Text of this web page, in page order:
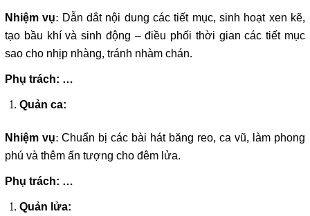
Nhiệm vụ: Dẫn dắt nội dung các tiết mục, sinh hoạt xen kẽ,
tạo bầu khí và sinh động – điều phối thời gian các tiết mục
sao cho nhịp nhàng, tránh nhàm chán.
Phụ trách: …
Quản ca:
Nhiệm vụ: Chuẩn bị các bài hát băng reo, ca vũ, làm phong
phú và thêm ấn tượng cho đêm lửa.
Phụ trách: …
Quản lửa: